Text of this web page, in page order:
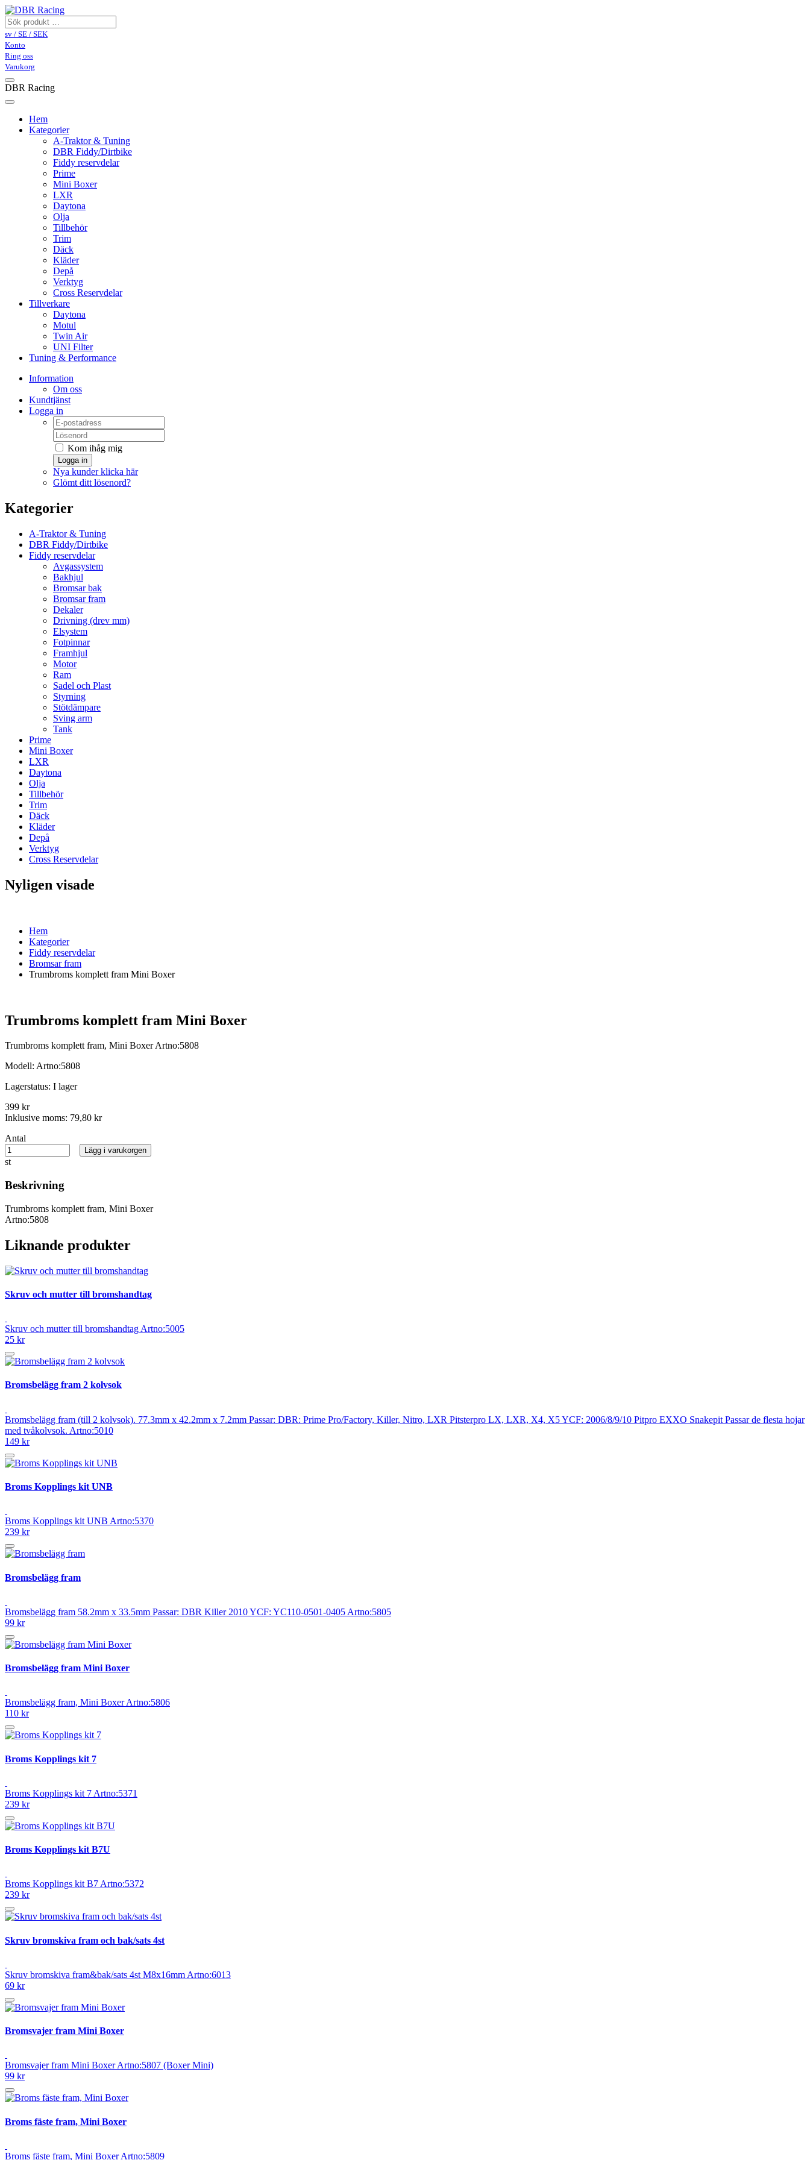
sv / SE / SEK
Konto
Ring oss
Varukorg
DBR Racing
Hem
Kategorier
A-Traktor & Tuning
DBR Fiddy/Dirtbike
Fiddy reservdelar
Prime
Mini Boxer
LXR
Daytona
Olja
Tillbehör
Trim
Däck
Kläder
Depå
Verktyg
Cross Reservdelar
Tillverkare
Daytona
Motul
Twin Air
UNI Filter
Tuning & Performance
Information
Om oss
Kundtjänst
Logga in
Kom ihåg mig
Logga in
Nya kunder klicka här
Glömt ditt lösenord?
Kategorier
A-Traktor & Tuning
DBR Fiddy/Dirtbike
Fiddy reservdelar
Avgassystem
Bakhjul
Bromsar bak
Bromsar fram
Dekaler
Drivning (drev mm)
Elsystem
Fotpinnar
Framhjul
Motor
Ram
Sadel och Plast
Styrning
Stötdämpare
Sving arm
Tank
Prime
Mini Boxer
LXR
Daytona
Olja
Tillbehör
Trim
Däck
Kläder
Depå
Verktyg
Cross Reservdelar
Nyligen visade
Hem
Kategorier
Fiddy reservdelar
Bromsar fram
Trumbroms komplett fram Mini Boxer
Trumbroms komplett fram Mini Boxer
Trumbroms komplett fram, Mini Boxer Artno:5808
Modell: Artno:5808
Lagerstatus: I lager
399 kr
Inklusive moms: 79,80 kr
Antal
st
Lägg i varukorgen
Beskrivning
Trumbroms komplett fram, Mini Boxer
Artno:5808
Liknande produkter
Skruv och mutter till bromshandtag
Skruv och mutter till bromshandtag Artno:5005
25 kr
Bromsbelägg fram 2 kolvsok
Bromsbelägg fram (till 2 kolvsok). 77.3mm x 42.2mm x 7.2mm Passar: DBR: Prime Pro/Factory, Killer, Nitro, LXR Pitsterpro LX, LXR, X4, X5 YCF: 2006/8/9/10 Pitpro EXXO Snakepit Passar de flesta hojar
med tvåkolvsok. Artno:5010
149 kr
Broms Kopplings kit UNB
Broms Kopplings kit UNB Artno:5370
239 kr
Bromsbelägg fram
Bromsbelägg fram 58.2mm x 33.5mm Passar: DBR Killer 2010 YCF: YC110-0501-0405 Artno:5805
99 kr
Bromsbelägg fram Mini Boxer
Bromsbelägg fram, Mini Boxer Artno:5806
110 kr
Broms Kopplings kit 7
Broms Kopplings kit 7 Artno:5371
239 kr
Broms Kopplings kit B7U
Broms Kopplings kit B7 Artno:5372
239 kr
Skruv bromskiva fram och bak/sats 4st
Skruv bromskiva fram&bak/sats 4st M8x16mm Artno:6013
69 kr
Bromsvajer fram Mini Boxer
Bromsvajer fram Mini Boxer Artno:5807 (Boxer Mini)
99 kr
Broms fäste fram, Mini Boxer
Broms fäste fram, Mini Boxer Artno:5809